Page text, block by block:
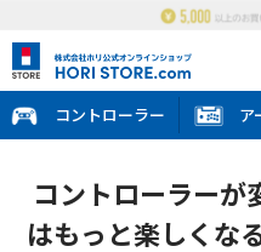
コントローラー ア
コントローラーが
はもっと楽しくな